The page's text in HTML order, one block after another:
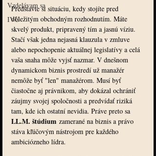
Vzdelávam sa
IVU
Predstavte si situáciu, kedy stojíte pred
dôležitým obchodným rozhodnutím. Máte
skvelý produkt, pripravený tím a jasnú víziu.
Stačí však jedna nejasná klauzula v zmluve
alebo nepochopenie aktuálnej legislatívy a celá
vaša snaha môže vyjsť nazmar. V dnešnom
dynamickom biznis prostredí už manažér
nemôže byť "len" manažérom. Musí byť
čiastočne aj právnikom, aby dokázal ochrániť
záujmy svojej spoločnosti a predvídať riziká
tam, kde ich ostatní nevidia. Práve preto sa
LL.M. štúdium zamerané na biznis a právo
stáva kľúčovým nástrojom pre každého
ambiciózneho lídra.